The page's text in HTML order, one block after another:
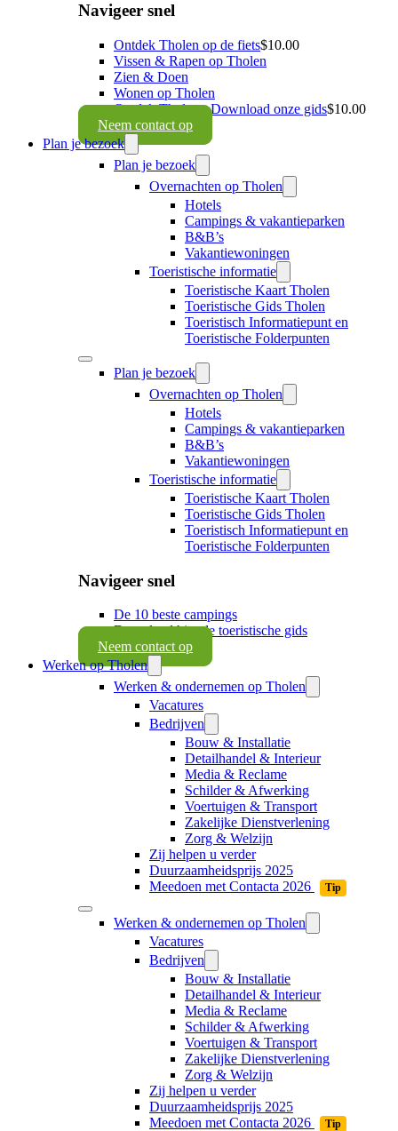
Navigeer snel
Ontdek Tholen op de fiets$10.00
Vissen & Rapen op Tholen
Zien & Doen
Wonen op Tholen
Ontdek Tholen - Download onze gids$10.00
Neem contact op
Plan je bezoek
Plan je bezoek
Overnachten op Tholen
Hotels
Campings & vakantieparken
B&B’s
Vakantiewoningen
Toeristische informatie
Toeristische Kaart Tholen
Toeristische Gids Tholen
Toeristisch Informatiepunt en
Toeristische Folderpunten
Plan je bezoek
Overnachten op Tholen
Hotels
Campings & vakantieparken
B&B’s
Vakantiewoningen
Toeristische informatie
Toeristische Kaart Tholen
Toeristische Gids Tholen
Toeristisch Informatiepunt en
Toeristische Folderpunten
Navigeer snel
De 10 beste campings
Download hier de toeristische gids
Neem contact op
Werken op Tholen
Werken & ondernemen op Tholen
Vacatures
Bedrijven
Bouw & Installatie
Detailhandel & Interieur
Media & Reclame
Schilder & Afwerking
Voertuigen & Transport
Zakelijke Dienstverlening
Zorg & Welzijn
Zij helpen u verder
Duurzaamheidsprijs 2025
Meedoen met Contacta 2026
Tip
Werken & ondernemen op Tholen
Vacatures
Bedrijven
Bouw & Installatie
Detailhandel & Interieur
Media & Reclame
Schilder & Afwerking
Voertuigen & Transport
Zakelijke Dienstverlening
Zorg & Welzijn
Zij helpen u verder
Duurzaamheidsprijs 2025
Meedoen met Contacta 2026
Tip